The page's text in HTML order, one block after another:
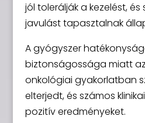
jól tolerálják a kezelést,
javulást tapasztalnak
A gyógyszer
biztonságossága miatt
onkológiai gyakorlatban
elterjedt, és számos
pozitív eredményeket.